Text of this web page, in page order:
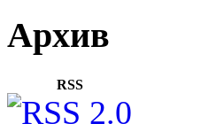
Архив
RSS